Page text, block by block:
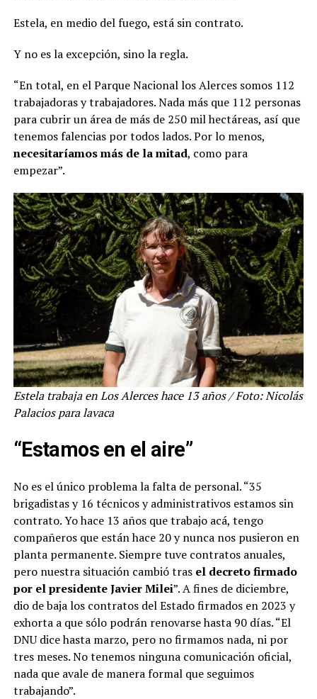
Estela, en medio del fuego, está sin contrato.
Y no es la excepción, sino la regla.
“En total, en el Parque Nacional los Alerces somos 112
trabajadoras y trabajadores. Nada más que 112 personas
para cubrir un área de más de 250 mil hectáreas, así que
tenemos falencias por todos lados. Por lo menos,
necesitaríamos más de la mitad, como para
empezar”.
Estela trabaja en Los Alerces hace 13 años / Foto: Nicolás
Palacios para lavaca
“Estamos en el aire”
No es el único problema la falta de personal. “35
brigadistas y 16 técnicos y administrativos estamos sin
contrato. Yo hace 13 años que trabajo acá, tengo
compañeros que están hace 20 y nunca nos pusieron en
planta permanente. Siempre tuve contratos anuales,
pero nuestra situación cambió tras el decreto firmado
por el presidente Javier Milei”. A fines de diciembre,
dio de baja los contratos del Estado firmados en 2023 y
exhorta a que sólo podrán renovarse hasta 90 días. “El
DNU dice hasta marzo, pero no firmamos nada, ni por
tres meses. No tenemos ninguna comunicación oficial,
nada que avale de manera formal que seguimos
trabajando”.